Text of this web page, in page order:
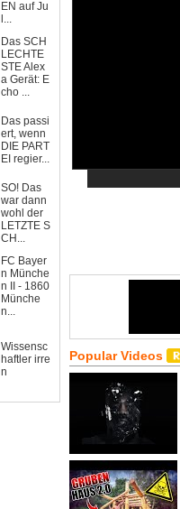
EN auf Ju
l...
Das SCH
LECHTE
STE Alex
a Gerät: E
cho ...
Das passi
ert, wenn
DIE PART
EI regier...
SO! Das
war dann
wohl der
LETZTE S
CH...
FC Bayer
n Münche
n II - 1860
Münche
n...
Wissensc
haftler irre
n
Popular Videos